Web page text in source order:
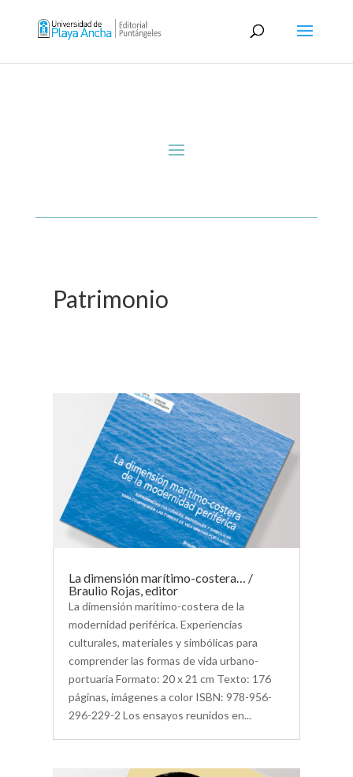
Patrimonio
La dimensión marítimo-costera… /
Braulio Rojas, editor
La dimensión marítimo-costera de la
modernidad periférica. Experiencias
culturales, materiales y simbólicas para
comprender las formas de vida urbano-
portuaria Formato: 20 x 21 cm Texto: 176
páginas, imágenes a color ISBN: 978-956-
296-229-2 Los ensayos reunidos en...